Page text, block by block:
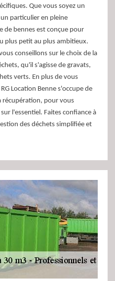
Que vous soyez un
particulier en pleine
de bennes est conçue pour
plus petit au plus ambitieux.
conseillons sur le choix de la
qu'il s'agisse de gravats,
verts. En plus de vous
Location Benne s'occupe de
récupération, pour vous
l'essentiel. Faites confiance à
des déchets simplifiée et